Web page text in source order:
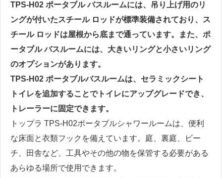
TPS-H02 ポータブル バスルームには、吊り上げ用のリ
ングが付いたスチール ロッドが標準装備されており、ス
チール ロッドは屋根から底まで通っています。また、ポ
ータブル バスルームには、大きいリングと小さいリング
のオプションがあります。
TPS-H02 ポータブルバスルームは、セラミックシート
トイレを追加することでトイレにアップグレードでき、
トレーラーに固定できます。
トップラ TPS-H02ポータブルシャワールームは、便利
な床面と衣類フックを備えています。庭、裏庭、ビー
チ、田舎など、工具やその他の物を保管する必要がある
あらゆる場所で使用できます。